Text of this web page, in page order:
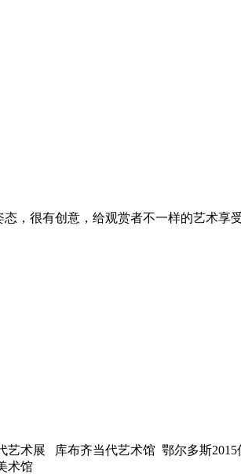
，很有创意，给观赏者不一样的艺术享受
库布齐当代艺术馆 鄂尔多斯2015
术馆